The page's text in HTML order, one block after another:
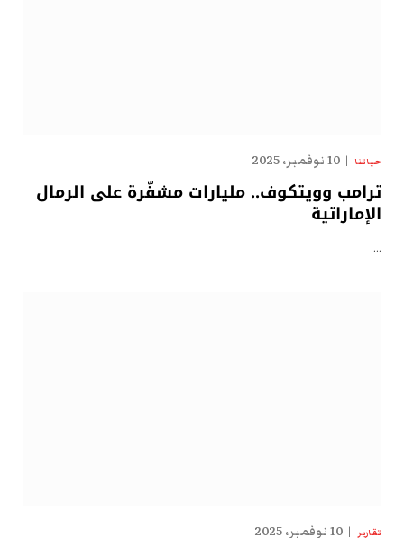
حياتنا 10 نوفمبر، 2025
ترامب وويتكوف.. مليارات مشفّرة على الرمال
الإماراتية
…
تقارير 10 نوفمبر، 2025